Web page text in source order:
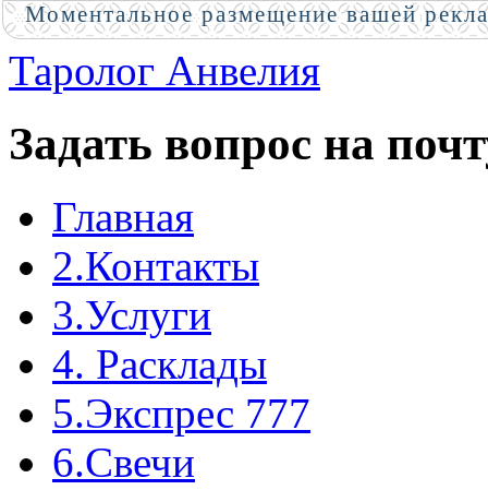
Таролог Анвелия
Задать вопрос на
Главная
2.Контакты
3.Услуги
4. Расклады
5.Экспрес 777
6.Свечи
Моментальное размещение вашей